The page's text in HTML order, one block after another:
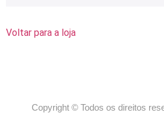
Voltar para a loja
Copyright © Todos os direitos